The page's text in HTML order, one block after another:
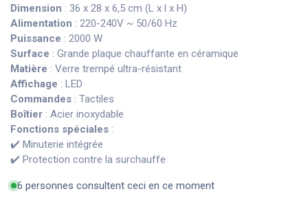
Dimension : 36 x 28 x 6,5 cm (L x l x H)
Alimentation : 220-240V ~ 50/60 Hz
Puissance : 2000 W
Surface : Grande plaque chauffante en céramique
Matière : Verre trempé ultra-résistant
Affichage : LED
Commandes : Tactiles
Boîtier : Acier inoxydable
Fonctions spéciales :
✔️ Minuterie intégrée
✔️ Protection contre la surchauffe
6 personnes consultent ceci en ce moment